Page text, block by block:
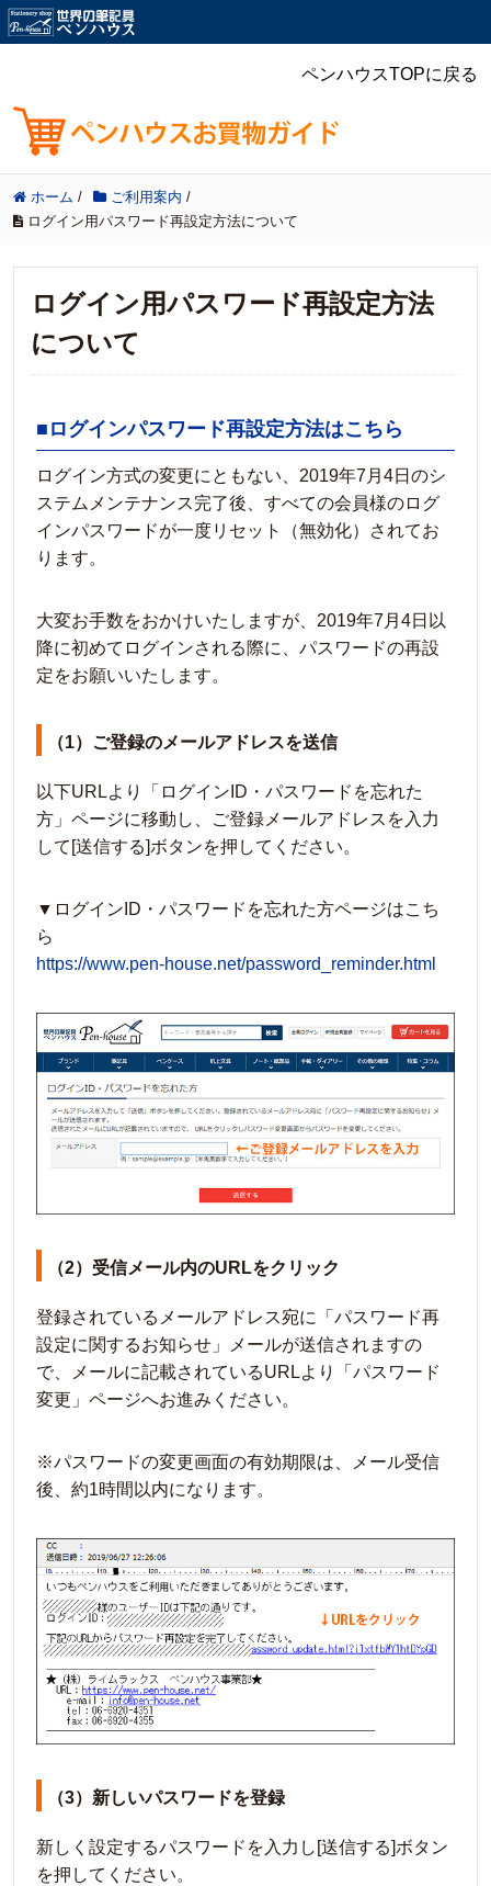
ペンハウスTOPに戻る
ホーム / ご利用案内 /
ログイン用パスワード再設定方法について
ログイン用パスワード再設定方法
について
■ログインパスワード再設定方法はこちら
ログイン方式の変更にともない、2019年7月4日のシ
ステムメンテナンス完了後、すべての会員様のログ
インパスワードが一度リセット（無効化）されてお
ります。
大変お手数をおかけいたしますが、2019年7月4日以
降に初めてログインされる際に、パスワードの再設
定をお願いいたします。
（1）ご登録のメールアドレスを送信
以下URLより「ログインID・パスワードを忘れた
方」ページに移動し、ご登録メールアドレスを入力
して[送信する]ボタンを押してください。
▼ログインID・パスワードを忘れた方ページはこち
ら
https://www.pen-house.net/password_reminder.html
（2）受信メール内のURLをクリック
登録されているメールアドレス宛に「パスワード再
設定に関するお知らせ」メールが送信されますの
で、メールに記載されているURLより「パスワード
変更」ページへお進みください。
※パスワードの変更画面の有効期限は、メール受信
後、約1時間以内になります。
（3）新しいパスワードを登録
新しく設定するパスワードを入力し[送信する]ボタン
を押してください。